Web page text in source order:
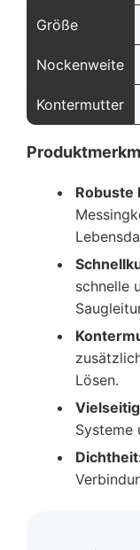
Größe
Nockenweite
Kontermutter
Robuste
schnelle
Lösen.
Systeme